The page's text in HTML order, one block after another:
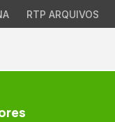
RTP ARQUIVOS